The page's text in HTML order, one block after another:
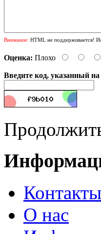
Внимание: HTML не поддерживается!
Оценка: Плохо
Введите код, указанный
Контакты
О нас